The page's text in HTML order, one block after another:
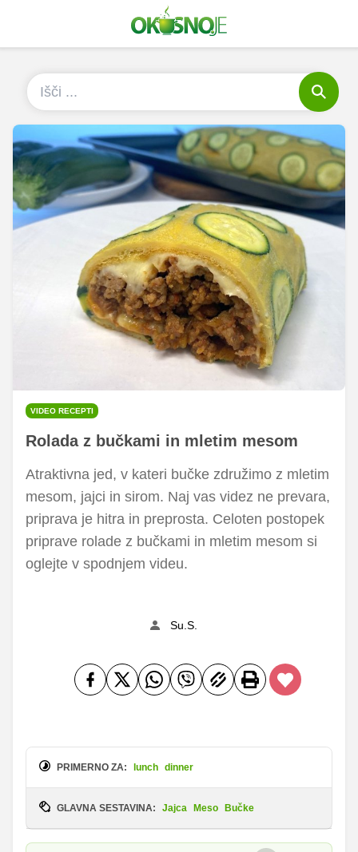
VIDEO RECEPTI
Rolada z bučkami in mletim mesom
Atraktivna jed, v kateri bučke združimo z mletim
mesom, jajci in sirom. Naj vas videz ne prevara,
priprava je hitra in preprosta. Celoten postopek
priprave rolade z bučkami in mletim mesom si
oglejte v spodnjem videu.
Su.S.
PRIMERNO ZA: lunch dinner
GLAVNA SESTAVINA: Jajca Meso Bučke